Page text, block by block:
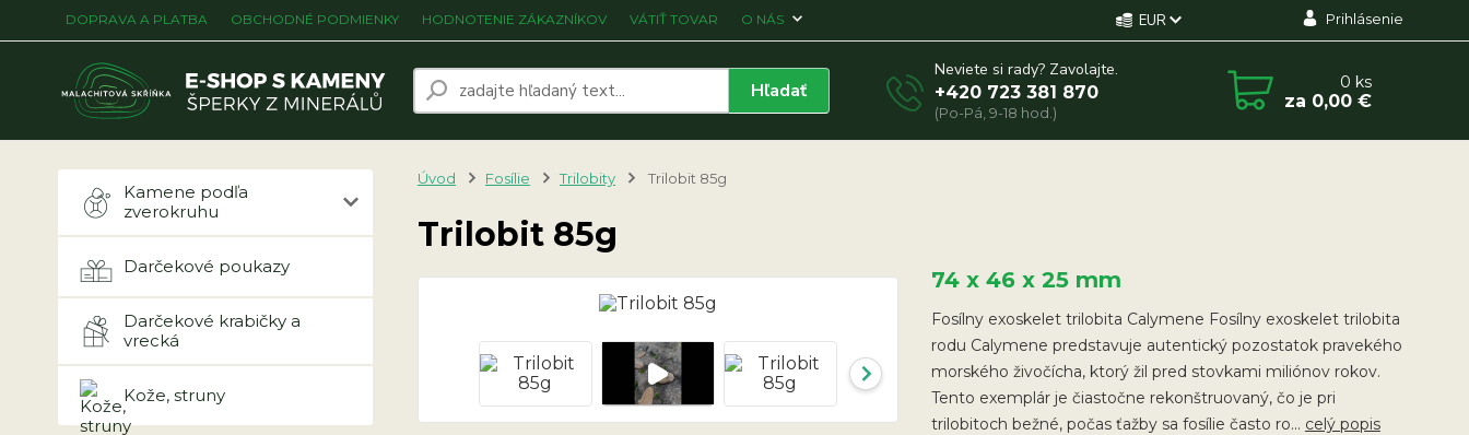
DOPRAVA A PLATBA OBCHODNÉ PODMIENKY HODNOTENIE ZÁKAZNÍKOV VÁTIŤ TOVAR O NÁS EUR Prihlásenie
Hľadať
Neviete si rady? Zavolajte.
+420 723 381 870
(Po-Pá, 9-18 hod.)
0 ks
za 0,00 €
Kamene podľa
zverokruhu
Darčekové poukazy
Darčekové krabičky a
vrecká
Kože, struny
Úvod Fosílie Trilobity Trilobit 85g
Trilobit 85g
74 x 46 x 25 mm
Fosílny exoskelet trilobita Calymene Fosílny exoskelet trilobita
rodu Calymene predstavuje autentický pozostatok pravekého
morského živočícha, ktorý žil pred stovkami miliónov rokov.
Tento exemplár je čiastočne rekonštruovaný, čo je pri
trilobitoch bežné, počas ťažby sa fosílie často ro... celý popis